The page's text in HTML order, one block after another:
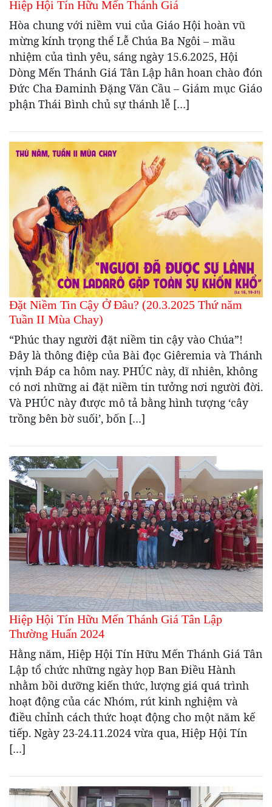
Hiệp Hội Tín Hữu Mến Thánh Giá
Hòa chung với niềm vui của Giáo Hội hoàn vũ
mừng kính trọng thể Lễ Chúa Ba Ngôi – mầu
nhiệm của tình yêu, sáng ngày 15.6.2025, Hội
Dòng Mến Thánh Giá Tân Lập hân hoan chào đón
Đức Cha Đaminh Đặng Văn Cầu – Giám mục Giáo
phận Thái Bình chủ sự thánh lễ […]
Đặt Niềm Tin Cậy Ở Đâu? (20.3.2025 Thứ năm
Tuần II Mùa Chay)
“Phúc thay người đặt niềm tin cậy vào Chúa”!
Đây là thông điệp của Bài đọc Giêremia và Thánh
vịnh Đáp ca hôm nay. PHÚC này, dĩ nhiên, không
có nơi những ai đặt niềm tin tưởng nơi người đời.
Và PHÚC này được mô tả bằng hình tượng ‘cây
trồng bên bờ suối’, bốn […]
Hiệp Hội Tín Hữu Mến Thánh Giá Tân Lập
Thường Huấn 2024
Hằng năm, Hiệp Hội Tín Hữu Mến Thánh Giá Tân
Lập tổ chức những ngày họp Ban Điều Hành
nhằm bồi dưỡng kiến thức, lượng giá quá trình
hoạt động của các Nhóm, rút kinh nghiệm và
điều chỉnh cách thức hoạt động cho một năm kế
tiếp. Ngày 23-24.11.2024 vừa qua, Hiệp Hội Tín
[…]